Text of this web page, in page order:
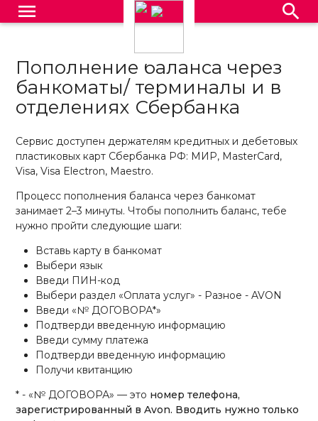
menu search
Пополнение баланса через
банкоматы/ терминалы и в
отделениях Сбербанка
Сервис доступен держателям кредитных и дебетовых
пластиковых карт Сбербанка РФ: МИР, MasterCard,
Visa, Visa Electron, Maestro.
Процесс пополнения баланса через банкомат
занимает 2–3 минуты. Чтобы пополнить баланс, тебе
нужно пройти следующие шаги:
Вставь карту в банкомат
Выбери язык
Введи ПИН-код
Выбери раздел «Оплата услуг» - Разное - AVON
Введи «№ ДОГОВОРА*»
Подтверди введенную информацию
Введи сумму платежа
Подтверди введенную информацию
Получи квитанцию
* - «№ ДОГОВОРА» — это номер телефона,
зарегистрированный в Avon. Вводить нужно только